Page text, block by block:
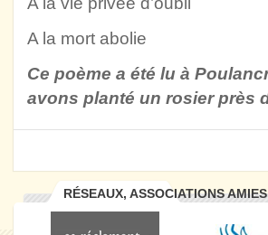
A la mort abolie
Ce poème a été lu à
avons planté un rosier près
RÉSEAUX, ASSOCIATIONS AMIES